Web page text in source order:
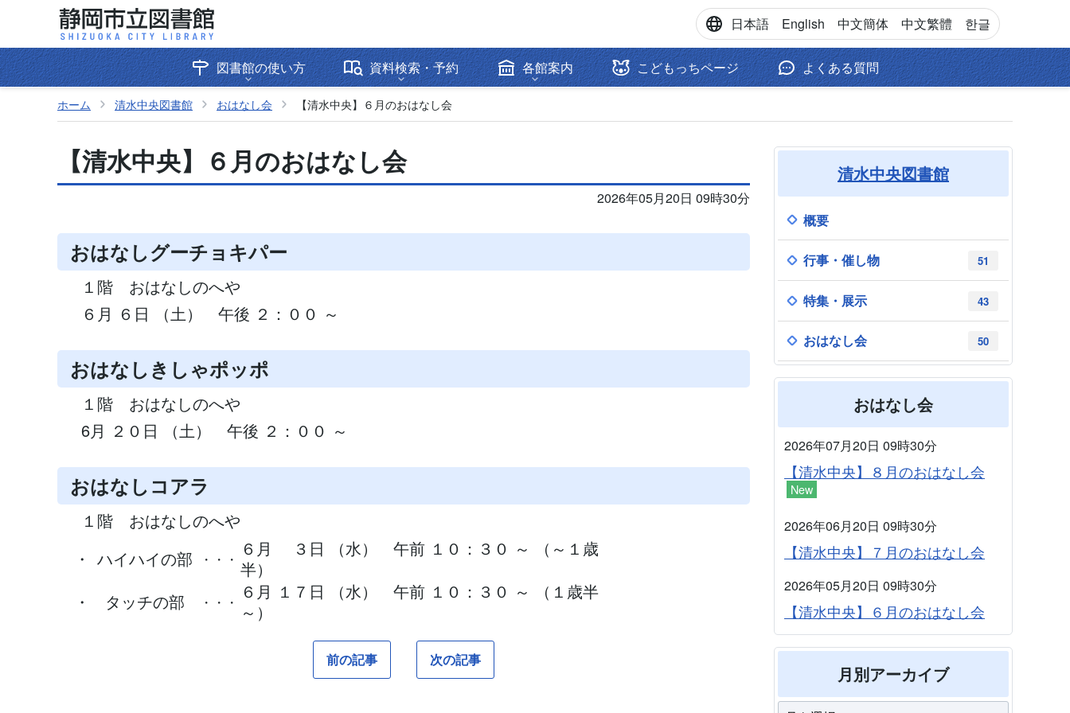
日本語 English 中文簡体 中文繁體 한글
図書館の使い方 資料検索・予約 各館案内 こどもっちページ よくある質問
ホーム 清水中央図書館 おはなし会 【清水中央】６月のおはなし会
【清水中央】６月のおはなし会
2026年05月20日 09時30分
おはなしグーチョキパー
１階 おはなしのへや
６月 ６日 （土） 午後 ２：００ ～
おはなしきしゃポッポ
１階 おはなしのへや
6月 ２０日 （土） 午後 ２：００ ～
おはなしコアラ
１階 おはなしのへや
・ ハイハイの部 ・・・
６月 ３日 （水） 午前 １０：３０ ～ （～１歳
半）
・
タッチの部 ・・・
６月 １７日 （水） 午前 １０：３０ ～ （１歳半
～）
前の記事 次の記事
清水中央図書館
概要
51
行事・催し物
43
特集・展示
50
おはなし会
おはなし会
2026年07月20日 09時30分
【清水中央】８月のおはなし会
New
2026年06月20日 09時30分
【清水中央】７月のおはなし会
2026年05月20日 09時30分
【清水中央】６月のおはなし会
月別アーカイブ